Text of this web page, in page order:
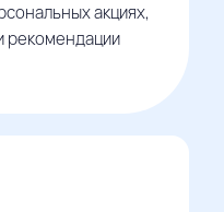
акциях,
рекомендации